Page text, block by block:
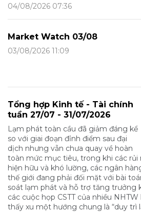
04/08/2026 07:36
Market Watch 03/08
03/08/2026 11:09
Tổng hợp Kinh tế - Tài chính
tuần 27/07 - 31/07/2026
Lạm phát toàn cầu đã giảm đáng kể
so với giai đoạn đỉnh điểm sau đại
dịch nhưng vẫn chưa quay về hoàn
toàn mức mục tiêu, trong khi các
hiện hữu và khó lường, các ngân
thế giới đang phải đối mặt với bài
soát lạm phát và hỗ trợ tăng trưởng
các cuộc họp CSTT của nhiều
thấy xu một hướng chung là “duy trì